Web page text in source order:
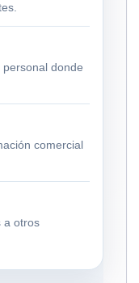
donde
comercial
a otros